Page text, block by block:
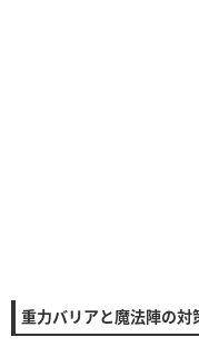
重力バリアと魔法陣の対